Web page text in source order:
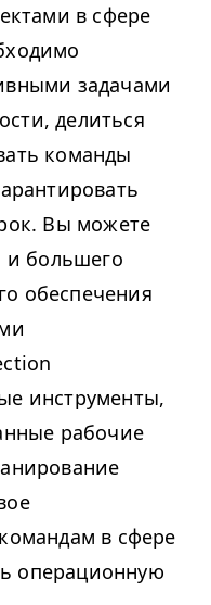
в сфере
задачами
делиться
команды
Вы можете
и большего
обеспечения
инструменты,
рабочие
в сфере
операционную